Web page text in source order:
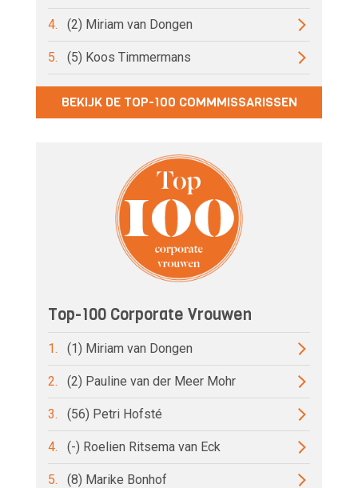
4. (2) Miriam van Dongen
5. (5) Koos Timmermans
BEKIJK DE TOP-100 COMMMISSARISSEN
Top-100 Corporate Vrouwen
1. (1) Miriam van Dongen
2. (2) Pauline van der Meer Mohr
3. (56) Petri Hofsté
4. (-) Roelien Ritsema van Eck
5. (8) Marike Bonhof